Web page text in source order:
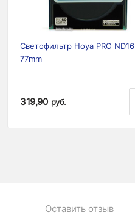
Светофильтр Hoya PRO ND16
77mm
319,90 руб.
Оставить отзыв